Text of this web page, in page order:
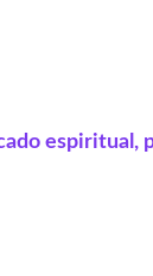
espiritual,